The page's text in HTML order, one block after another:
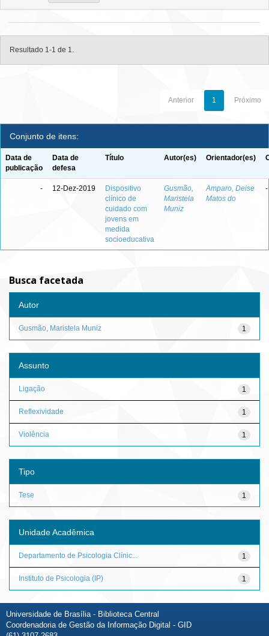
Resultado 1-1 de 1.
Anterior 1 Próximo
Conjunto de itens:
Data de
publicação
Data de
defesa
Título Autor(es) Orientador(es)
- 12-Dez-2019
Dispositivo
clínico de
cuidado com
jovens em
medida
socioeducativa
Gusmão,
Maristela
Muniz
Amparo, Deise
Matos do
-
Busca facetada
Autor
1
Gusmão, Maristela Muniz
Assunto
1
Ligação
1
Reflexividade
1
Violência
Tipo
1
Tese
Unidade Acadêmica
1
Departamento de Psicologia Clínic...
1
Instituto de Psicologia (IP)
Universidade de Brasília - Biblioteca Central
Coordenadoria de Gestão da Informação Digital - GID